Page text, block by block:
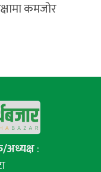
कमजोर
अध्यक्ष: